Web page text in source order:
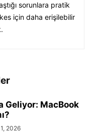
sorunlara pratik
için daha erişilebilir
Geliyor: MacBook
2026